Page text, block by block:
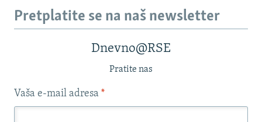
Pretplatite se na naš newsletter
Dnevno@RSE
Pratite nas
Vaša e-mail adresa *